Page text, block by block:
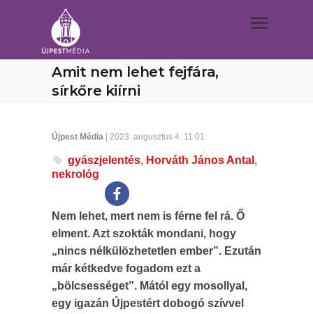
Amit nem lehet fejfára,
sírkőre kiírni
Újpest Média | 2023. augusztus 4. 11:01
gyászjelentés, Horváth János Antal ,
nekrológ
Nem lehet, mert nem is férne fel rá. Ő
elment. Azt szokták mondani, hogy
„nincs nélkülözhetetlen ember”. Ezután
már kétkedve fogadom ezt a
„bölcsességet”. Mától egy mosollyal,
egy igazán Újpestért dobogó szívvel